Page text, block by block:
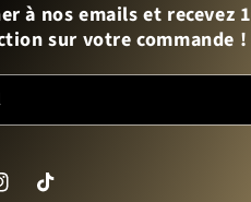
à nos emails et recevez
sur votre commande !
TikTok